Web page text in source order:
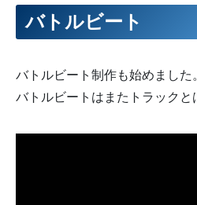
バトルビート
バトルビート制作も始めました
バトルビートはまたトラックと